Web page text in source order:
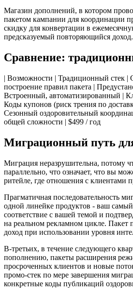
Магазин дополнений, в котором
пакетом кампании для координации
скидку для конвертации в
предсказуемый повторяющийся
Сравнение:
| Возможности | Традиционный стек |
построение правил пакета |
Встроенный, автоматизированный |
Коды купонов (риск трения по
Сезонный оздоровительный
общей сложности | $499 / год
Миграционный путь
Миграция неразрушительна, потому
параллельно, что означает, что вы
ритейле, где отношения с клиентами
Прагматичная последовательность
одной линейке продуктов - ваш
соответствие с вашей темой и
на реальном рекламном цикле.
доход при использовании уровня
В-третьих, в течение следующего
пополнению, пакеты расширения
просроченных клиентов и новые
промо-стек по мере завершения
конкретные коды публикаций